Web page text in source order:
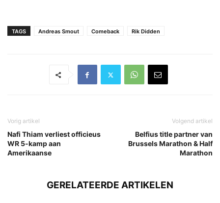
TAGS Andreas Smout Comeback Rik Didden
Vorig artikel
Nafi Thiam verliest officieus
WR 5-kamp aan
Amerikaanse
Volgend artikel
Belfius title partner van
Brussels Marathon & Half
Marathon
GERELATEERDE ARTIKELEN